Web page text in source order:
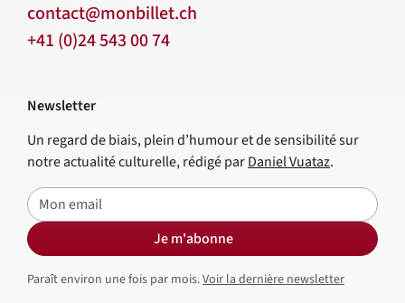
contact@monbillet.ch
+41 (0)24 543 00 74
Newsletter
Un regard de biais, plein d’humour et de sensibilité sur
notre actualité culturelle, rédigé parDaniel Vuataz.
E-mail
Je m'abonne
Paraît environ une fois par mois.Voir la dernière newsletter